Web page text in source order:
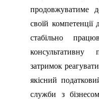
продовжуватиме
своїй
стабільно
консультативну
затримок
якісний
служби з